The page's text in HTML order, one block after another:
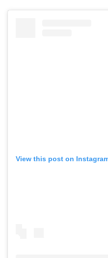
View this post on